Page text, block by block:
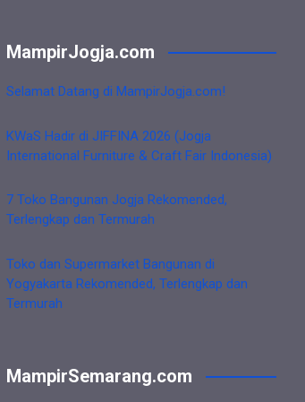
MampirJogja.com
Selamat Datang di MampirJogja.com!
KWaS Hadir di JIFFINA 2026 (Jogja
International Furniture & Craft Fair Indonesia)
7 Toko Bangunan Jogja Rekomended,
Terlengkap dan Termurah
Toko dan Supermarket Bangunan di
Yogyakarta Rekomended, Terlengkap dan
Termurah
MampirSemarang.com